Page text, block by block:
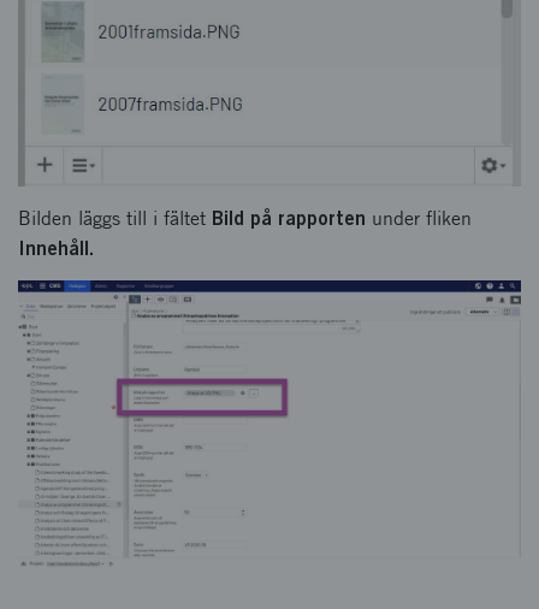
Bilden läggs till i fältet Bild på rapporten under fliken
Innehåll.